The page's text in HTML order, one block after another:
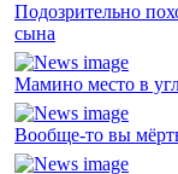
Подозрительно
сына
Мамино место в
Вообще-то вы